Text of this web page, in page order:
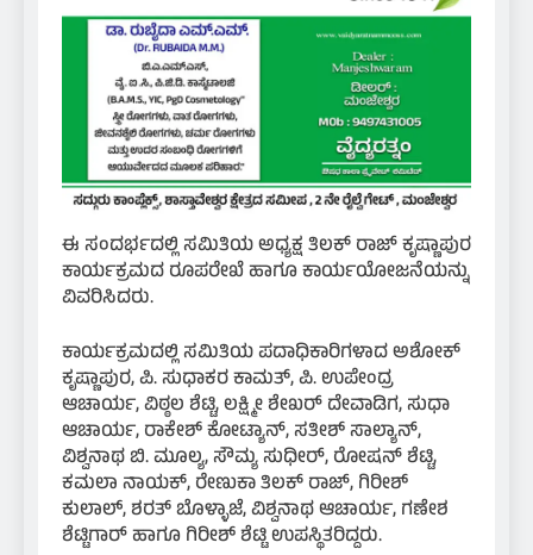
ಈ ಸಂದರ್ಭದಲ್ಲಿ ಸಮಿತಿಯ ಅಧ್ಯಕ್ಷ ತಿಲಕ್ ರಾಜ್ ಕೃಷ್ಣಾಪುರ
ಕಾರ್ಯಕ್ರಮದ ರೂಪರೇಖೆ ಹಾಗೂ ಕಾರ್ಯಯೋಜನೆಯನ್ನು
ವಿವರಿಸಿದರು.
ಕಾರ್ಯಕ್ರಮದಲ್ಲಿ ಸಮಿತಿಯ ಪದಾಧಿಕಾರಿಗಳಾದ ಅಶೋಕ್
ಕೃಷ್ಣಾಪುರ, ಪಿ. ಸುಧಾಕರ ಕಾಮತ್, ಪಿ. ಉಪೇಂದ್ರ
ಆಚಾರ್ಯ, ವಿಠ್ಠಲ ಶೆಟ್ಟಿ, ಲಕ್ಷ್ಮೀ ಶೇಖರ್ ದೇವಾಡಿಗ, ಸುಧಾ
ಆಚಾರ್ಯ, ರಾಕೇಶ್ ಕೋಟ್ಯಾನ್, ಸತೀಶ್ ಸಾಲ್ಯಾನ್,
ವಿಶ್ವನಾಥ ಬಿ. ಮೂಲ್ಯ, ಸೌಮ್ಯ ಸುಧೀರ್, ರೋಷನ್ ಶೆಟ್ಟಿ,
ಕಮಲಾ ನಾಯಕ್, ರೇಣುಕಾ ತಿಲಕ್ ರಾಜ್, ಗಿರೀಶ್
ಕುಲಾಲ್, ಶರತ್ ಬೊಳ್ಳಾಜೆ, ವಿಶ್ವನಾಥ ಆಚಾರ್ಯ, ಗಣೇಶ
ಶೆಟ್ಟಿಗಾರ್ ಹಾಗೂ ಗಿರೀಶ್ ಶೆಟ್ಟಿ ಉಪಸ್ಥಿತರಿದ್ದರು.